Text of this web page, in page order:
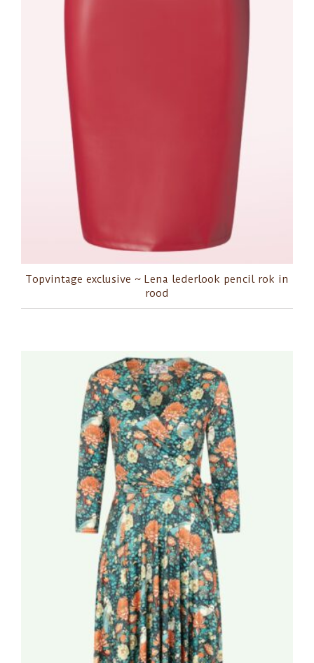
Topvintage exclusive ~ Lena lederlook pencil rok in
rood